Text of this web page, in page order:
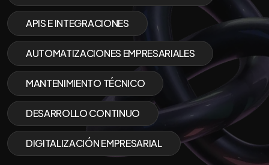
APIS E INTEGRACIONES
AUTOMATIZACIONES EMPRESARIALES
MANTENIMIENTO TÉCNICO
DESARROLLO CONTINUO
DIGITALIZACIÓN EMPRESARIAL